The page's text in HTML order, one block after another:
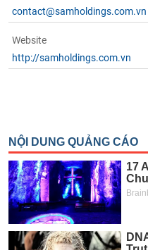
contact@samholdings.com.vn
Website
http://samholdings.com.vn